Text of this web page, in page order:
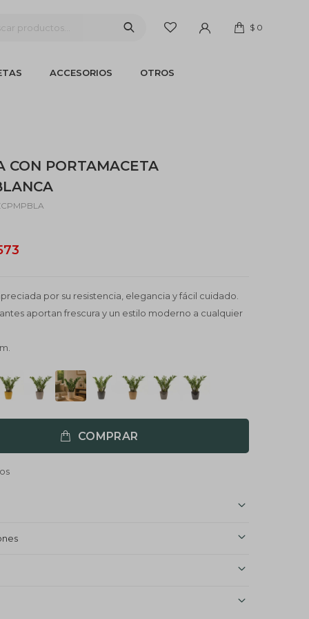
ACCESORIOS OTROS
$ 0
CON PORTAMACETA
por su resistencia, elegancia y fácil cuidado.
aportan frescura y un estilo moderno a cualquier
COMPRAR